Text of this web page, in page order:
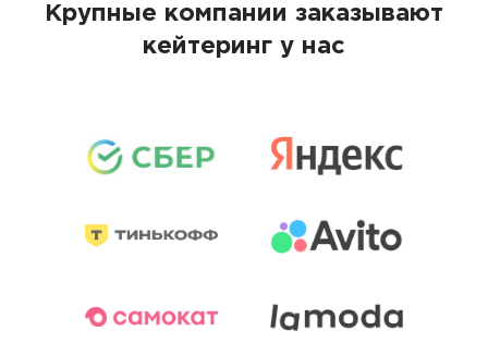
Крупные компании заказывают
кейтеринг у нас